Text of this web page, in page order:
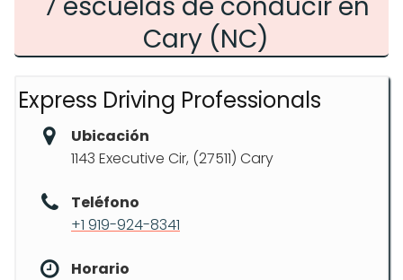
Cary (NC)
Express Driving Professionals
Ubicación
1143 Executive Cir, (27511) Cary
Teléfono
+1 919-924-8341
Horario